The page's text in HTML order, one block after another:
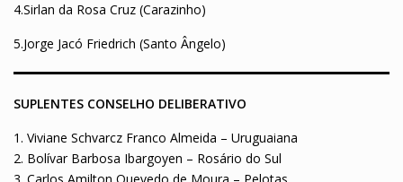
4.Sirlan da Rosa Cruz (Carazinho)
5.Jorge Jacó Friedrich (Santo Ângelo)
SUPLENTES CONSELHO DELIBERATIVO
1. Viviane Schvarcz Franco Almeida – Uruguaiana
2. Bolívar Barbosa Ibargoyen – Rosário do Sul